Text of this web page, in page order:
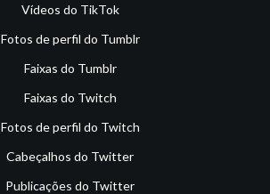
Vídeos do TikTok
Fotos de perfil do Tumblr
Faixas do Tumblr
Faixas do Twitch
Fotos de perfil do Twitch
Cabeçalhos do Twitter
Publicações do Twitter